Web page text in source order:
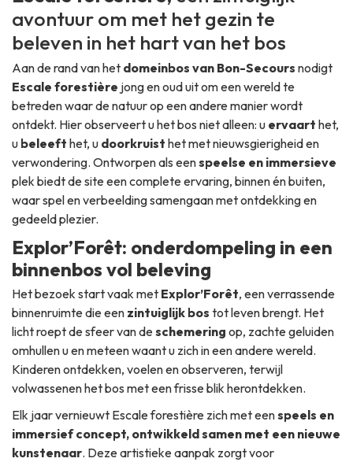
avontuur om met het gezin te
beleven in het hart van het bos
Aan de rand van het domeinbos van Bon-Secours nodigt
Escale forestière jong en oud uit om een wereld te
betreden waar de natuur op een andere manier wordt
ontdekt. Hier observeert u het bos niet alleen: u ervaart het,
u beleeft het, u doorkruist het met nieuwsgierigheid en
verwondering. Ontworpen als eenspeelse en immersieve
plek biedt de site een complete ervaring, binnen én buiten,
waar spel en verbeelding samengaan met ontdekking en
gedeeld plezier.
Explor’Forêt: onderdompeling in een
binnenbos vol beleving
Het bezoek start vaak met Explor’Forêt, een verrassende
binnenruimte die een zintuiglijk bos tot leven brengt. Het
licht roept de sfeer van deschemering op, zachte geluiden
omhullen u en meteen waant u zich in een andere wereld.
Kinderen ontdekken, voelen en observeren, terwijl
volwassenen het bos met een frisse blik herontdekken.
Elk jaar vernieuwt Escale forestière zich met eenspeels en
immersief concept, ontwikkeld samen met een nieuwe
kunstenaar. Deze artistieke aanpak zorgt voor